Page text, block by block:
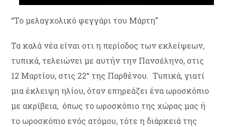
“Το μελαγχολικό φεγγάρι του Μάρτη”
Τα καλά νέα είναι οτι η περίοδος των εκλείψεων,
τυπικά, τελειώνει με αυτήν την Πανσέληνο, στις
12 Μαρτίου, στις 22° της Παρθένου. Τυπικά, γιατί
μια έκλειψη ηλίου, όταν επηρεάζει ένα ωροσκόπιο
με ακρίβεια, όπως το ωροσκόπιο της χώρας μας ή
το ωροσκόπιο ενός ατόμου, τότε η διάρκειά της